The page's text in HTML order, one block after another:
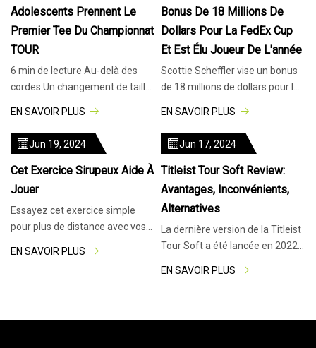
Adolescents Prennent Le
Premier Tee Du Championnat
TOUR
6 min de lecture Au-delà des
cordes Un changement de taille
Mitchell jeudi au TOUR
Championship. Les deux
adolescents attribuent leur
amour du golf à la marche sur le
EN SAVOIR PLUS
Bonus De 18 Millions De
Dollars Pour La FedEx Cup
Et Est Élu Joueur De L'année
Scottie Scheffler vise un bonus
de 18 millions de dollars pour la
EN SAVOIR PLUS
Jun 19, 2024
Cet Exercice Sirupeux Aide À
Jouer
Essayez cet exercice simple
pour plus de distance avec vos
EN SAVOIR PLUS
Jun 17, 2024
Titleist Tour Soft Review:
Avantages, Inconvénients,
Alternatives
La dernière version de la Titleist
Tour Soft a été lancée en 2022
EN SAVOIR PLUS